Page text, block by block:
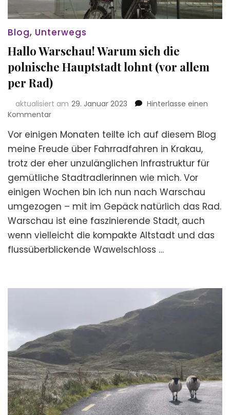
Blog, Unterwegs
Hallo Warschau! Warum sich die
polnische Hauptstadt lohnt (vor allem
per Rad)
aktualisiert am 29. Januar 2023
Hinterlasse einen
Kommentarzu
Warschau!
Warum
die
polnische
Hauptstadt
(vor
allem
per
Vor einigen Monaten teilte ich auf diesem Blog
meine Freude über Fahrradfahren in Krakau,
trotz der eher unzulänglichen Infrastruktur für
gemütliche Stadtradlerinnen wie mich. Vor
einigen Wochen bin ich nun nach Warschau
umgezogen – mit im Gepäck natürlich das Rad.
Warschau ist eine faszinierende Stadt, auch
wenn vielleicht die kompakte Altstadt und das
flussüberblickende Wawelschloss …